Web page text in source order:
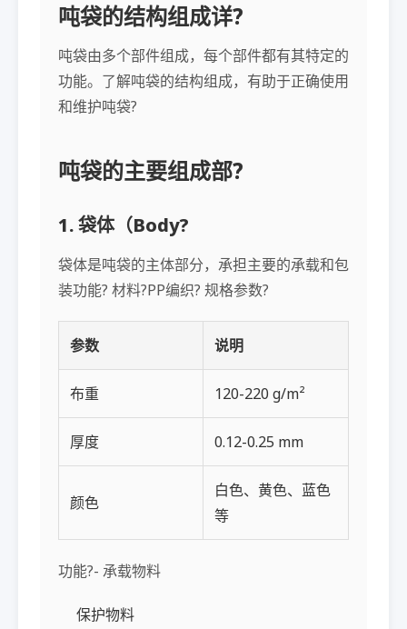
吨袋的结构组成详?
吨袋由多个部件组成，每个部件都有其特定的
功能。了解吨袋的结构组成，有助于正确使用
和维护吨袋?
吨袋的主要组成部?
1. 袋体（Body?
袋体是吨袋的主体部分，承担主要的承载和包
装功能? 材料?PP编织? 规格参数?
参数 说明
布重 120-220 g/m²
厚度 0.12-0.25 mm
颜色
白色、黄色、蓝色
等
功能?- 承载物料
保护物料